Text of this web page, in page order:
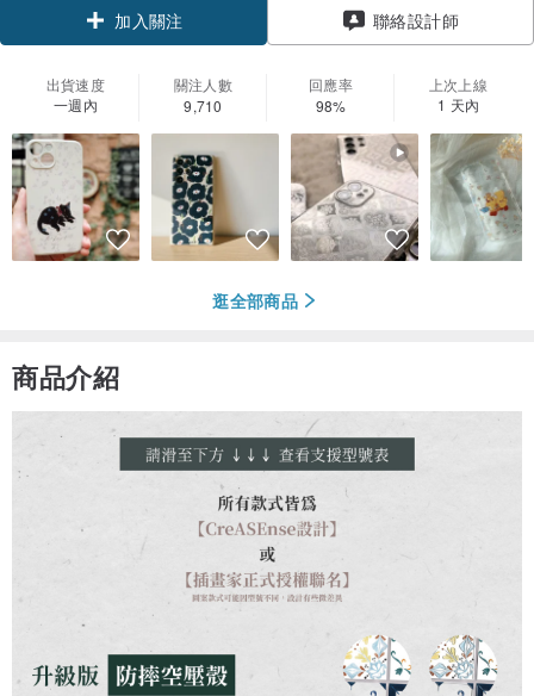
加入關注
聯絡設計師
出貨速度
一週內
關注人數
9,710
回應率
98%
上次上線
1 天內
逛全部商品
商品介紹